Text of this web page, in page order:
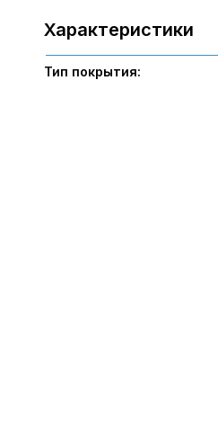
Характеристики
Тип покрытия: